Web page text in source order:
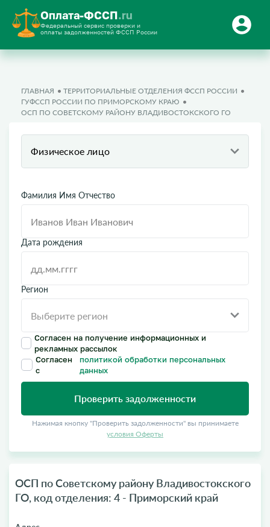
Оплата-ФССП.ru
Федеральный сервис проверки и
оплаты задолженностей ФССП России
ГЛАВНАЯ
ТЕРРИТОРИАЛЬНЫЕ ОТДЕЛЕНИЯ ФССП РОССИИ
ГУФССП РОССИИ ПО ПРИМОРСКОМУ КРАЮ
ОСП ПО СОВЕТСКОМУ РАЙОНУ ВЛАДИВОСТОКСКОГО ГО
Физическое лицо
Фамилия Имя Отчество
Дата рождения
Регион
Согласен на получение информационных и
рекламных рассылок
Согласен
с
политикой обработки персональных
данных
Проверить задолженности
Нажимая кнопку "Проверить задолженности" вы принимаете
условия Оферты
ОСП по Советскому району Владивостокского
ГО, код отделения: 4 - Приморский край